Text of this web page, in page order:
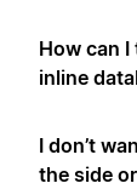
How can
inline
I don’t
the side